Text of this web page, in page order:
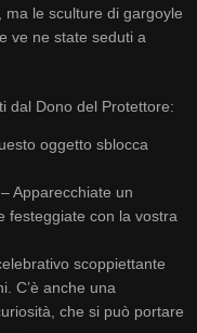
le sculture di gargoyle
ve ne state seduti a
dal Dono del Protettore:
oggetto sblocca
– Apparecchiate un
festeggiate con la vostra
scoppiettante
C’è anche una
che si può portare